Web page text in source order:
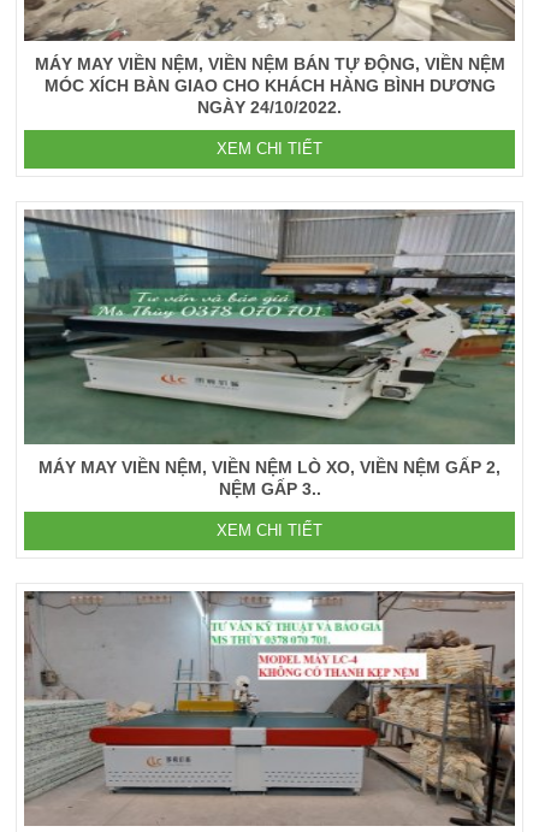
MÁY MAY VIỀN NỆM, VIỀN NỆM BÁN TỰ ĐỘNG, VIỀN NỆM
MÓC XÍCH BÀN GIAO CHO KHÁCH HÀNG BÌNH DƯƠNG
NGÀY 24/10/2022.
XEM CHI TIẾT
MÁY MAY VIỀN NỆM, VIỀN NỆM LÒ XO, VIỀN NỆM GẤP 2,
NỆM GẤP 3..
XEM CHI TIẾT